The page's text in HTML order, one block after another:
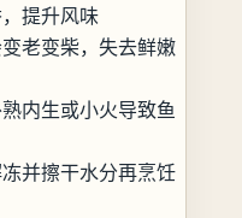
提升风味
老变柴，失去鲜嫩
内生或小火导致鱼
并擦干水分再烹饪